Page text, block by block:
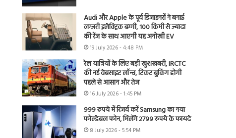
Audi और Apple के पूर्व डिजाइनरों ने बनाई
लग्जरी इलेक्ट्रिक बग्गी, 100 किमी से ज्यादा
की रेंज के साथ आएगी यह अनोखी EV
19 July 2026 - 4:48 PM
रेल यात्रियों के लिए बड़ी खुशखबरी, IRCTC
की नई वेबसाइट लॉन्च, टिकट बुकिंग होगी
पहले से आसान और तेज
16 July 2026 - 1:45 PM
999 रुपये में रिजर्व करें Samsung का नया
फोल्डेबल फोन, मिलेंगे 2799 रुपये के फायदे
8 July 2026 - 5:54 PM